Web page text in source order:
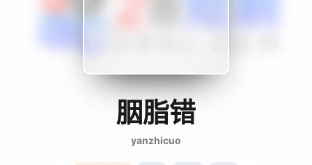
{if condition="$obj.vod_points
胭脂错
yanzhicuo